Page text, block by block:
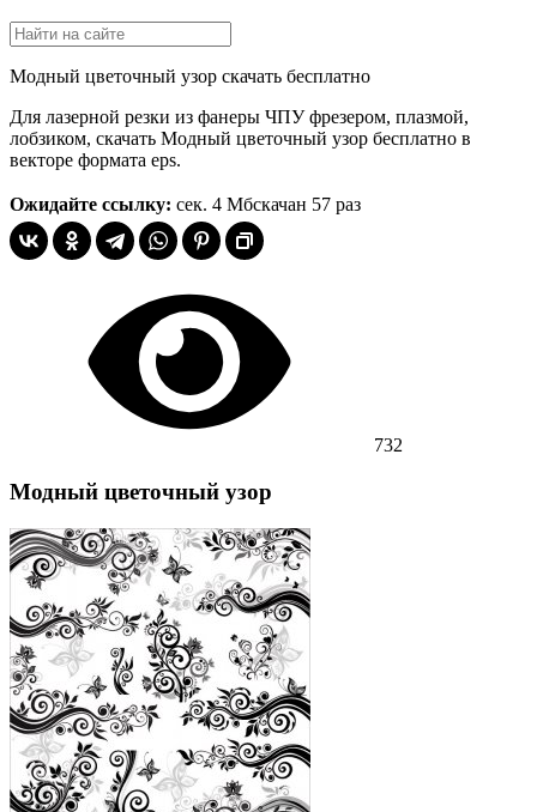
Модный цветочный узор скачать бесплатно
Для лазерной резки из фанеры ЧПУ фрезером, плазмой,
лобзиком, скачать Модный цветочный узор бесплатно в
векторе формата eps.
Ожидайте ссылку: сек. 4 Мбскачан 57 раз
732
Модный цветочный узор